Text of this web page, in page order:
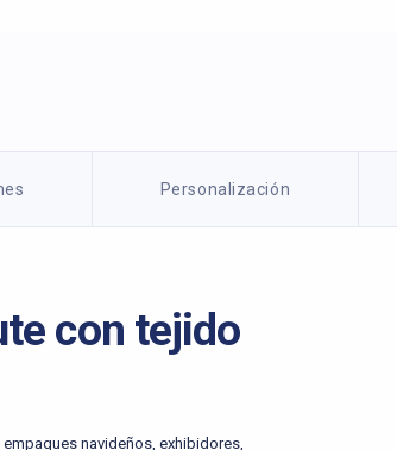
Personalización
con tejido
navideños, exhibidores,